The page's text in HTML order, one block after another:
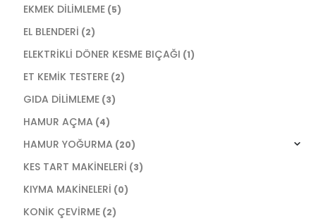
EKMEK DİLİMLEME (5)
EL BLENDERİ (2)
ELEKTRİKLİ DÖNER KESME BIÇAĞI (1)
ET KEMİK TESTERE (2)
GIDA DİLİMLEME (3)
HAMUR AÇMA (4)
HAMUR YOĞURMA (20)
KES TART MAKİNELERİ (3)
KIYMA MAKİNELERİ (0)
KONİK ÇEVİRME (2)